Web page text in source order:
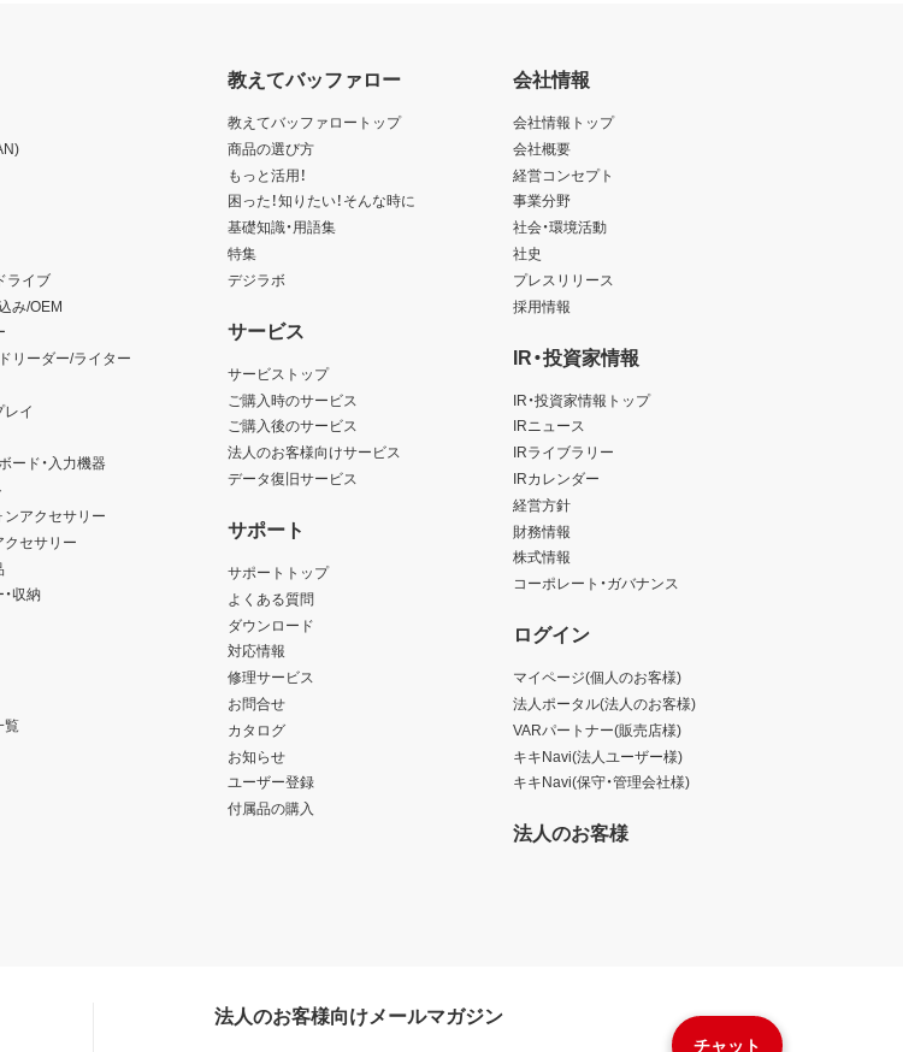
チャット
ライブ
み/OEM
リーダー/ライター
イ
ード・入力機器
アクセサリー
セサリー
収納
教えてバッファロー
教えてバッファロートップ
商品の選び方
もっと活用！
困った！知りたい！そんな時に
基礎知識・用語集
特集
デジラボ
サービス
サービストップ
ご購入時のサービス
ご購入後のサービス
法人のお客様向けサービス
データ復旧サービス
サポート
サポートトップ
よくある質問
ダウンロード
対応情報
修理サービス
お問合せ
カタログ
お知らせ
ユーザー登録
付属品の購入
会社情報
会社情報トップ
会社概要
経営コンセプト
事業分野
社会・環境活動
社史
プレスリリース
採用情報
IR・投資家情報
IR・投資家情報トップ
IRニュース
IRライブラリー
IRカレンダー
経営方針
財務情報
株式情報
コーポレート・ガバナンス
ログイン
マイページ(個人のお客様)
法人ポータル(法人のお客様)
VARパートナー(販売店様)
キキNavi(法人ユーザー様)
キキNavi(保守・管理会社様)
法人のお客様
法人のお客様向けメールマガジン